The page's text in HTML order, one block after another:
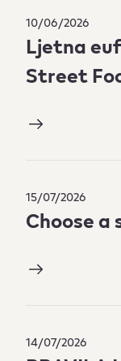
10/06/2026
Ljetna
Street
15/07/2026
Choose a
14/07/2026